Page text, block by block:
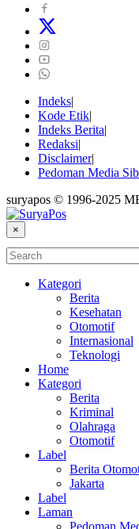
Indeks
Kode Etik
Indeks Berita
Redaksi
Disclaimer
Pedoman Media
suryapos © 1996-2025
×
Kategori
Berita
Kesehatan
Otomotif
Internasional
Teknologi
Home
Kategori
Berita
Kriminal
Olahraga
Otomotif
Label
Berita
Jakarta
Label
Laman
Pedoman